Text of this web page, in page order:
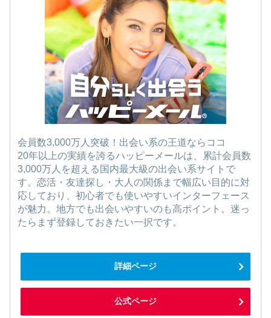
会員数3,000万人突破！出会い系の王道ならココ
20年以上の実績を誇るハッピーメールは、累計会員数
3,000万人を超える国内最大級の出会い系サイトで
す。恋活・友達探し・大人の関係まで幅広い目的に対
応しており、初心者でも使いやすいインターフェース
が魅力。地方でも出会いやすいのも高ポイント。迷っ
たらまず登録しておきたい一択です。
詳細ページ
公式ページ